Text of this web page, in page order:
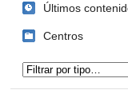
Últimos
Centros